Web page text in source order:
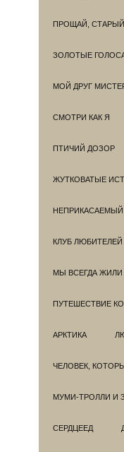
ПРОЩАЙ, СТАРЫЙ
ЗОЛОТЫЕ
МОЙ ДРУГ
СМОТРИ КАК Я
ПТИЧИЙ ДОЗОР
ЖУТКОВАТЫЕ
НЕПРИКАСАЕМЫЙ
КЛУБ
МЫ ВСЕГДА ЖИЛИ
ПУТЕШЕСТВИЕ
АРКТИКА
ЧЕЛОВЕК,
МУМИ-ТРОЛЛИ И
СЕРДЦЕЕД